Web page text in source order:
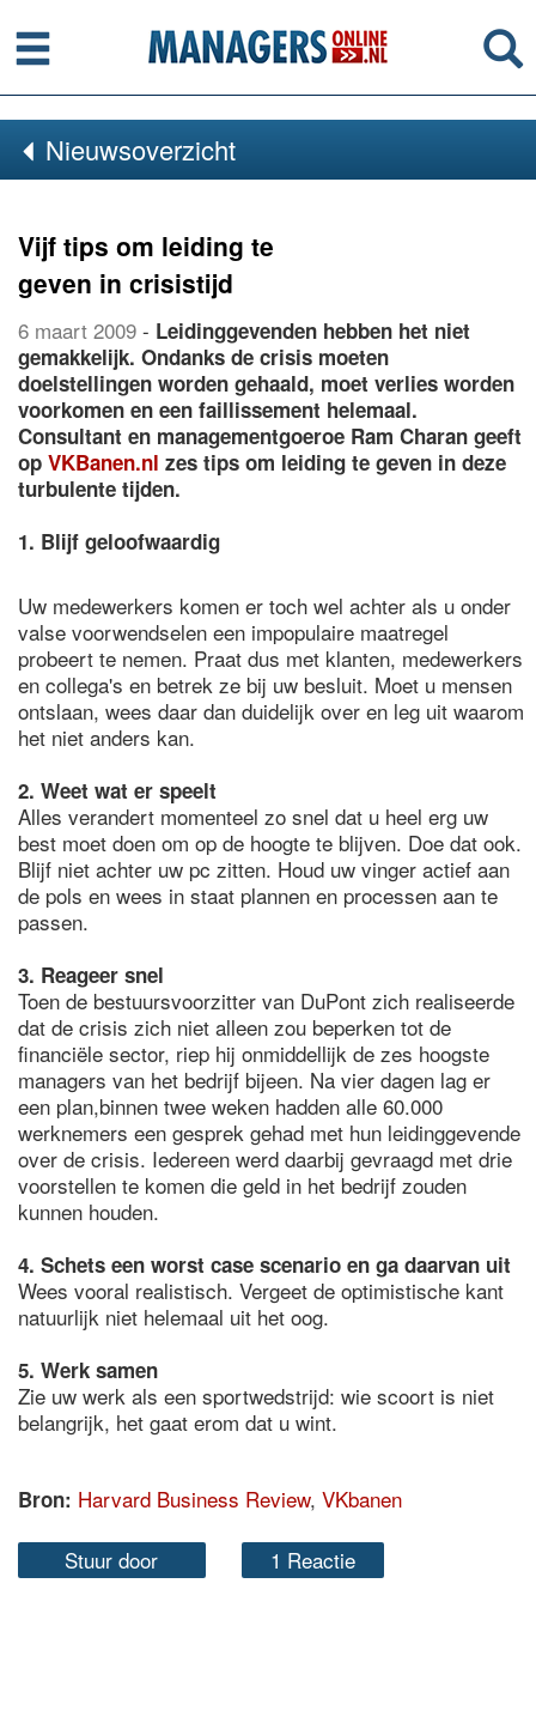
Menu
Nieuwsoverzicht
Vijf tips om leiding te
geven in crisistijd
6 maart 2009 - Leidinggevenden hebben het niet
gemakkelijk. Ondanks de crisis moeten
doelstellingen worden gehaald, moet verlies worden
voorkomen en een faillissement helemaal.
Consultant en managementgoeroe Ram Charan geeft
op VKBanen.nl zes tips om leiding te geven in deze
turbulente tijden.
1. Blijf geloofwaardig
Uw medewerkers komen er toch wel achter als u onder
valse voorwendselen een impopulaire maatregel
probeert te nemen. Praat dus met klanten, medewerkers
en collega's en betrek ze bij uw besluit. Moet u mensen
ontslaan, wees daar dan duidelijk over en leg uit waarom
het niet anders kan.
2. Weet wat er speelt
Alles verandert momenteel zo snel dat u heel erg uw
best moet doen om op de hoogte te blijven. Doe dat ook.
Blijf niet achter uw pc zitten. Houd uw vinger actief aan
de pols en wees in staat plannen en processen aan te
passen.
3. Reageer snel
Toen de bestuursvoorzitter van DuPont zich realiseerde
dat de crisis zich niet alleen zou beperken tot de
financiële sector, riep hij onmiddellijk de zes hoogste
managers van het bedrijf bijeen. Na vier dagen lag er
een plan,binnen twee weken hadden alle 60.000
werknemers een gesprek gehad met hun leidinggevende
over de crisis. Iedereen werd daarbij gevraagd met drie
voorstellen te komen die geld in het bedrijf zouden
kunnen houden.
4. Schets een worst case scenario en ga daarvan uit
Wees vooral realistisch. Vergeet de optimistische kant
natuurlijk niet helemaal uit het oog.
5. Werk samen
Zie uw werk als een sportwedstrijd: wie scoort is niet
belangrijk, het gaat erom dat u wint.
Bron: Harvard Business Review, VKbanen
Stuur door 1 Reactie